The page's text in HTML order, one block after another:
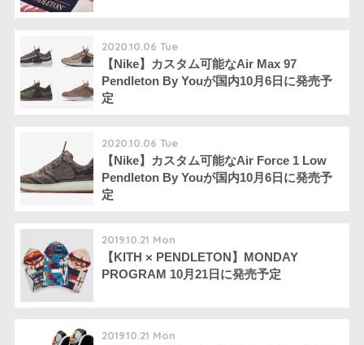
2020.10.06 Tue
【Nike】カスタム可能なAir Max 97
Pendleton By Youが国内10月6日に発売予
定
2020.10.06 Tue
【Nike】カスタム可能なAir Force 1 Low
Pendleton By Youが国内10月6日に発売予
定
2019.10.21 Mon
【KITH × PENDLETON】MONDAY
PROGRAM 10月21日に発売予定
2019.10.21 Mon